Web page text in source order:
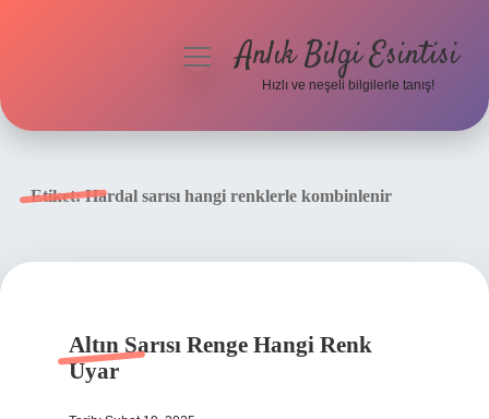
menüyüAnlık Bilgi Esintisi
Hızlı ve neşeli bilgilerle tanış!
Etiket:Hardal sarısı hangi renklerle kombinlenir
Altın Sarısı Renge Hangi Renk
Uyar